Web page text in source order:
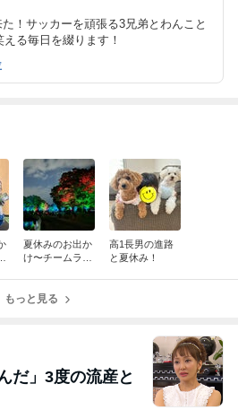
！サッカーを頑張る3兄弟とわんこと
える毎日を綴ります！
夏休みのお出か
け〜チームラボ
高1長男の進路
と夏休み！
もっと見る
だ」3度の流産と